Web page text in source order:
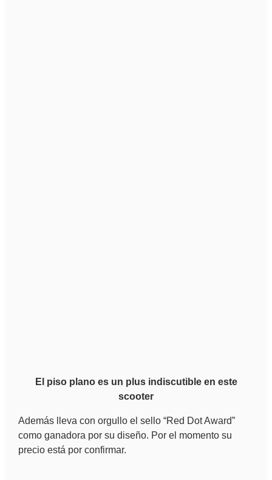
El piso plano es un plus indiscutible en este
scooter
Además lleva con orgullo el sello “Red Dot Award”
como ganadora por su diseño. Por el momento su
precio está por confirmar.